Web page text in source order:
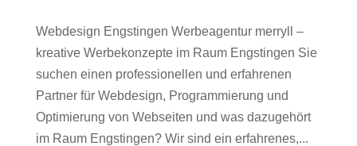
Webdesign Engstingen Werbeagentur merryll –
kreative Werbekonzepte im Raum Engstingen Sie
suchen einen professionellen und erfahrenen
Partner für Webdesign, Programmierung und
Optimierung von Webseiten und was dazugehört
im Raum Engstingen? Wir sind ein erfahrenes,...